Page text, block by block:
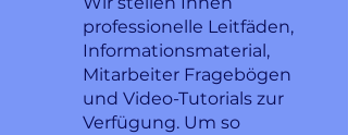
professionelle Leitfäden,
Informationsmaterial,
Mitarbeiter Fragebögen
und Video-Tutorials zur
Verfügung. Um so